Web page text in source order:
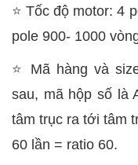
⭐Tốc độ motor: 4
pole 900- 1000
⭐ Mã hàng và
sau, mã hộp số là
tâm trục ra tới tâm
60 lần = ratio 60.